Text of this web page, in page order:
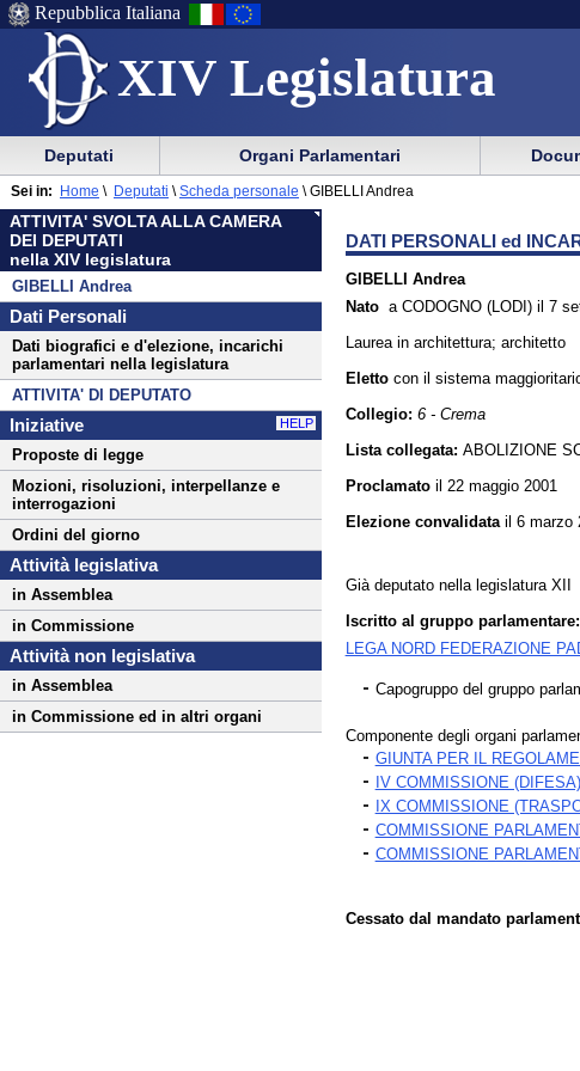
XIV Legislatura
Menu
di
ausilio
alla
navigazione
Menu
di
navigazione
principale
Repubblica Italiana
Menu
di
navigazione
principale
menu
di
sezione
Deputati Organi Parlamentari
ATTIVITA' SVOLTA ALLA CAMERA
DEI DEPUTATI
nella XIV legislatura
GIBELLI Andrea
Dati Personali
Dati biografici e d'elezione, incarichi
parlamentari nella legislatura
ATTIVITA' DI DEPUTATO
Iniziative HELP
Proposte di legge
Mozioni, risoluzioni, interpellanze e
interrogazioni
Ordini del giorno
Attività legislativa
in Assemblea
in Commissione
Attività non legislativa
in Assemblea
in Commissione ed in altri organi
Sei in: Home \ Deputati \ Scheda personale \ GIBELLI Andrea
DATI PERSONALI ed
GIBELLI Andrea
Nato a CODOGNO (LODI) il 7
Laurea in architettura; architetto
Eletto con il sistema
Collegio: 6 - Crema
Lista collegata: ABOLIZIONE
Proclamato il 22 maggio 2001
Elezione convalidata il 6 marzo
Già deputato nella legislatura XII
Iscritto al gruppo parlamentare:
LEGA NORD FEDERAZIONE
Capogruppo del gruppo
Componente degli organi
GIUNTA PER IL
IV COMMISSIONE (DIFESA)
IX COMMISSIONE
COMMISSIONE
COMMISSIONE
Cessato dal mandato